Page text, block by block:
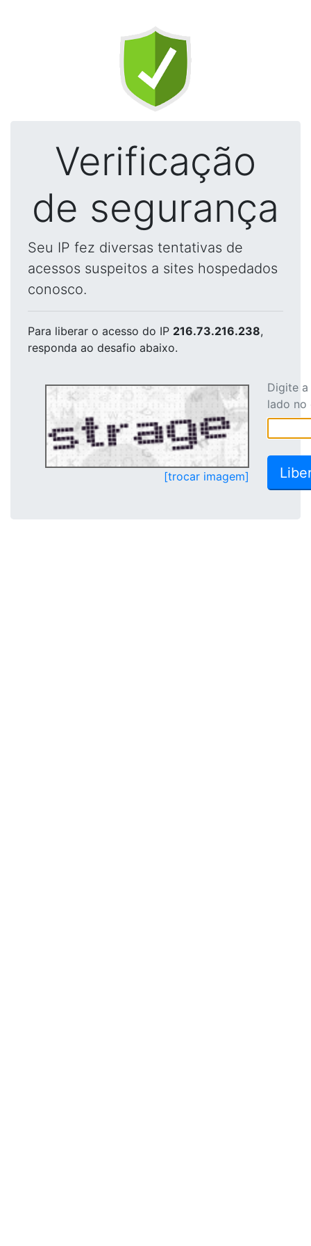
Verificação
de segurança
Seu IP fez diversas tentativas de
acessos suspeitos a sites hospedados
conosco.
Para liberar o acesso do IP 216.73.216.238,
responda ao desafio abaixo.
[trocar imagem]
Digite
lado no